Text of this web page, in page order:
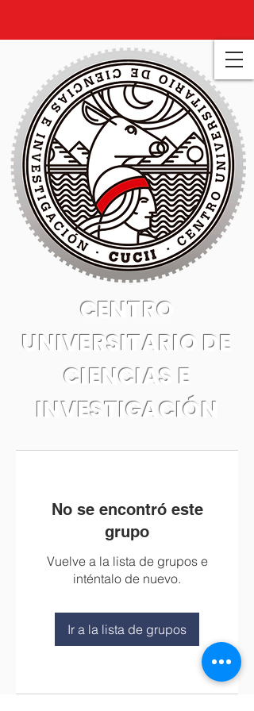
CENTRO
UNIVERSITARIO DE
CIENCIAS E
INVESTIGACIÓN
No se encontró este
grupo
Vuelve a la lista de grupos e
inténtalo de nuevo.
Ir a la lista de grupos